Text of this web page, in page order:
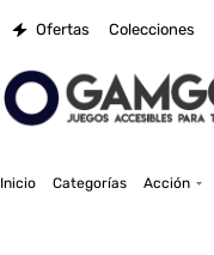
Ofertas Colecciones
Inicio Categorías Acción